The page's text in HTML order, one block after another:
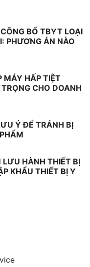
BỐ TBYT LOẠI
PHƯƠNG ÁN NÀO
MÁY HẤP TIỆT
CHO DOANH
Ý ĐỂ TRÁNH BỊ
HÀNH THIẾT BỊ
KHẨU THIẾT BỊ Y